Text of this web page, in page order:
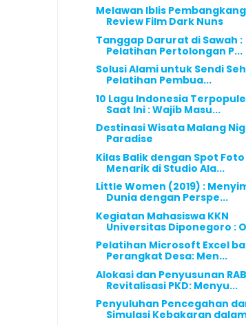
Melawan Iblis
Review Film Dark Nuns
Tanggap Darurat di Sawah :
Pelatihan Pertolongan P...
Solusi Alami untuk Sendi
Pelatihan Pembua...
10 Lagu Indonesia
Saat Ini : Wajib Masu...
Destinasi Wisata Malang
Paradise
Kilas Balik dengan Spot Foto
Menarik di Studio Ala...
Little Women (2019) :
Dunia dengan Perspe...
Kegiatan Mahasiswa KKN
Universitas Diponegoro :
Pelatihan Microsoft Excel
Perangkat Desa: Men...
Alokasi dan Penyusunan RAB
Revitalisasi PKD: Menyu...
Penyuluhan Pencegahan
Simulasi Kebakaran